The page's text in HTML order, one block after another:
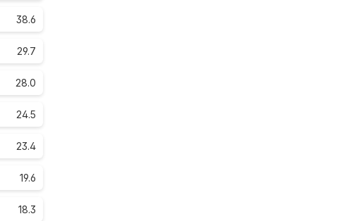
38.6
29.7
28.0
24.5
23.4
19.6
18.3